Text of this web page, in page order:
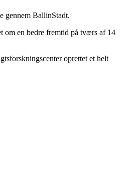
gennem BallinStadt.
om en bedre fremtid på tværs af 14
oprettet et helt